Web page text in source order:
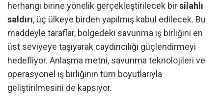
herhangi birine yönelik gerçekleştirilecek birsilahlı
saldırı, üç ülkeye birden yapılmış kabul edilecek. Bu
maddeyle taraflar, bölgedeki savunma iş birliğini en
üst seviyeye taşıyarak caydırıcılığı güçlendirmeyi
hedefliyor. Anlaşma metni, savunma teknolojileri ve
operasyonel iş birliğinin tüm boyutlarıyla
geliştirilmesini de kapsıyor.